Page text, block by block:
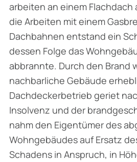
arbeiten an einem Flachdach
die Arbeiten mit einem
Dachbahnen entstand ein
dessen Folge das
abbrannte. Durch den Brand
nachbarliche Gebäude
Dachdeckerbetrieb geriet
Insolvenz und der
nahm den Eigentümer des
Wohngebäudes auf Ersatz
Schadens in Anspruch, in